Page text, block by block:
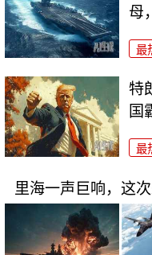
母
最
特
国
最
里海一声巨响，这